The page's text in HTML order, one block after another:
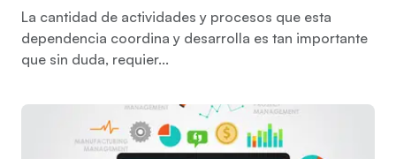
La cantidad de actividades y procesos que esta
dependencia coordina y desarrolla es tan importante
que sin duda, requier...